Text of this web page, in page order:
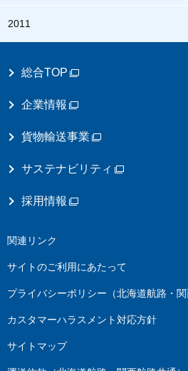
2011
総合TOP
企業情報
貨物輸送事業
サステナビリティ
採用情報
関連リンク
サイトのご利用にあたって
プライバシーポリシー（北海道航路・関
カスタマーハラスメント対応方針
サイトマップ